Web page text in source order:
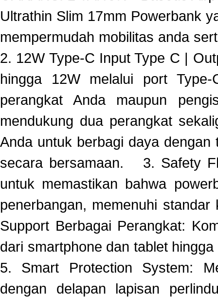
Ultrathin Slim 17mm Powerbank
mempermudah mobilitas anda
2. 12W Type-C Input Type C |
hingga 12W melalui port
perangkat Anda maupun
mendukung dua perangkat
Anda untuk berbagi daya
secara bersamaan. 3. Safety
untuk memastikan bahwa
penerbangan, memenuhi
Support Berbagai Perangkat:
dari smartphone dan tablet
5. Smart Protection System:
dengan delapan lapisan